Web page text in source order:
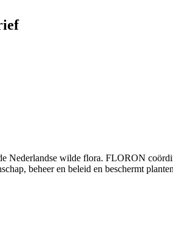
Nederlandse wilde flora. FLORON
beheer en beleid en beschermt